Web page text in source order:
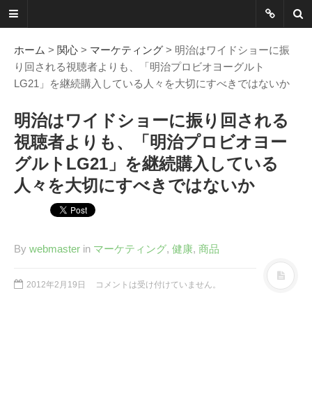
ネットに書か
れていないこ
とを綴る
Another Scape, Another
Viewpoint
Today:
0554
Yesterday:1162
Total:
7390843
SITEMAP
ホーム > 関心 > マーケティング > 明治はワイドショーに振
り回される視聴者よりも、「明治プロビオヨーグルト
LG21」を継続購入している人々を大切にすべきではないか
明治はワイドショーに振り回される
視聴者よりも、「明治プロビオヨー
グルトLG21」を継続購入している
人々を大切にすべきではないか
By webmaster in マーケティング, 健康, 商品
2012年2月19日 コメントは受け付けていません。